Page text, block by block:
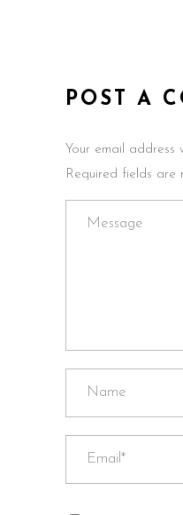
POST A
Your email address
Required fields are